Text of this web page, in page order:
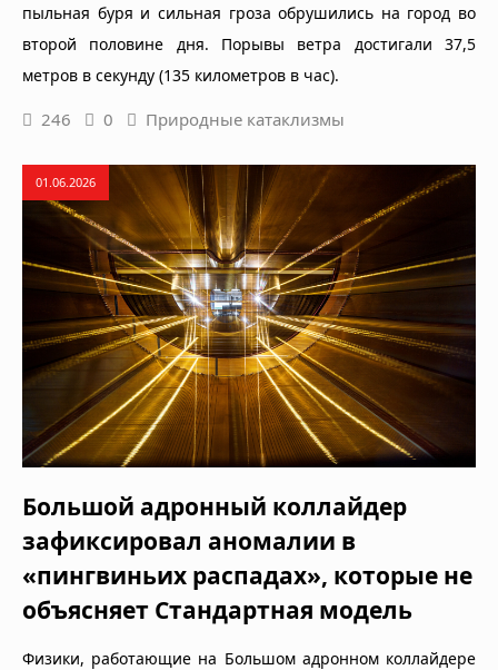
пыльная буря и сильная гроза обрушились на город во
второй половине дня. Порывы ветра достигали 37,5
метров в секунду (135 километров в час).
246 0 Природные катаклизмы
01.06.2026
Большой адронный коллайдер
зафиксировал аномалии в
«пингвиньих распадах», которые не
объясняет Стандартная модель
Физики, работающие на Большом адронном коллайдере